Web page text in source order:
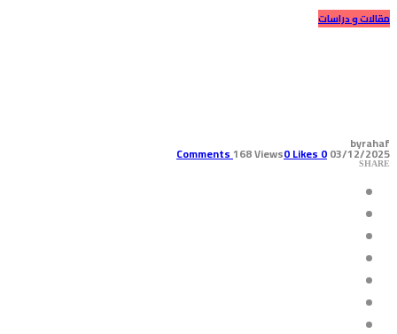
مقالات و دراسات
byrahaf
03/12/2025
0
Comments
168 Views0Likes SHARE